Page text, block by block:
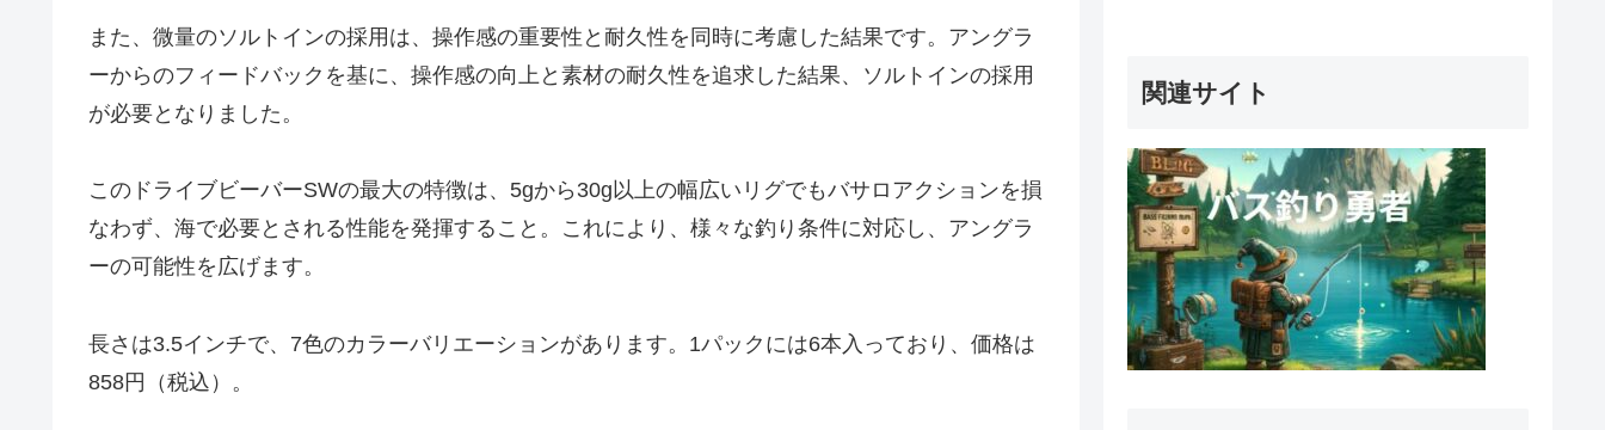
また、微量のソルトインの採用は、操作感の重要性と耐久性を同時に考慮した結果です。アングラ
ーからのフィードバックを基に、操作感の向上と素材の耐久性を追求した結果、ソルトインの採用
が必要となりました。
このドライブビーバーSWの最大の特徴は、5gから30g以上の幅広いリグでもバサロアクションを損
なわず、海で必要とされる性能を発揮すること。これにより、様々な釣り条件に対応し、アングラ
ーの可能性を広げます。
長さは3.5インチで、7色のカラーバリエーションがあります。1パックには6本入っており、価格は
858円（税込）。
関連サイト